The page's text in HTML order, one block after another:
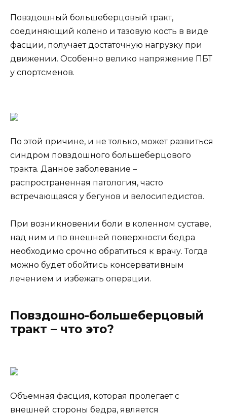
Повздошный большеберцовый тракт,
соединяющий колено и тазовую кость в виде
фасции, получает достаточную нагрузку при
движении. Особенно велико напряжение ПБТ
у спортсменов.
По этой причине, и не только, может развиться
синдром повздошного большеберцового
тракта. Данное заболевание –
распространенная патология, часто
встречающаяся у бегунов и велосипедистов.
При возникновении боли в коленном суставе,
над ним и по внешней поверхности бедра
необходимо срочно обратиться к врачу. Тогда
можно будет обойтись консервативным
лечением и избежать операции.
Повздошно-большеберцовый
тракт – что это?
Объемная фасция, которая пролегает с
внешней стороны бедра, является